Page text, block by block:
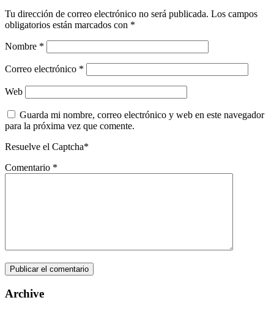
Tu dirección de correo electrónico no será publicada. Los campos
obligatorios están marcados con *
Nombre *
Correo electrónico *
Web
Guarda mi nombre, correo electrónico y web en este navegador
para la próxima vez que comente.
Resuelve el Captcha*
Comentario *
Archive